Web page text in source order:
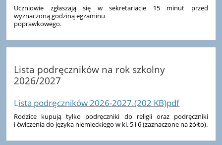
Uczniowie zgłaszają się w sekretariacie 15 minut przed
wyznaczoną godziną egzaminu
poprawkowego.
Lista podręczników na rok szkolny
2026/2027
Lista podręczników 2026-2027.(202 KB)pdf
Rodzice kupują tylko podręczniki do religii oraz podręczniki
i ćwiczenia do języka niemieckiego w kl. 5 i 6 (zaznaczone na żółto).